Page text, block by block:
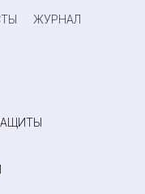
ЖУРНАЛ